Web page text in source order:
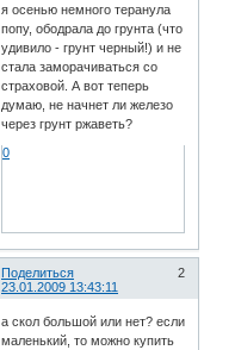
я осенью немного теранула
попу, ободрала до грунта (что
удивило - грунт черный!) и не
стала заморачиваться со
страховой. А вот теперь
думаю, не начнет ли железо
через грунт ржаветь?
0
Поделиться
2
23.01.2009 13:43:11
а скол большой или нет? если
маленький, то можно купить